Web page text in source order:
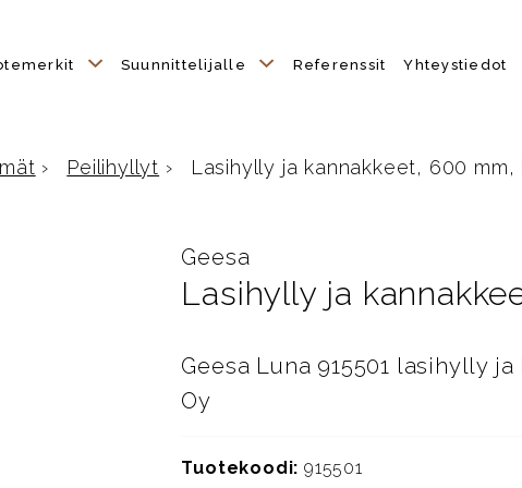
Suunnittelijalle Referenssit Yhteystiedot
› Peilihyllyt › Lasihylly ja kannakkeet, 600 mm,
Geesa
Lasihylly ja
Geesa Luna 915501 lasihylly
Oy
Tuotekoodi: 915501